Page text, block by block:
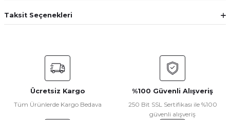
Taksit Seçenekleri
Ücretsiz Kargo
Tüm Ürünlerde Kargo Bedava
%100 Güvenli Alışveriş
250 Bit SSL Sertifikası ile %100
güvenli alışveriş